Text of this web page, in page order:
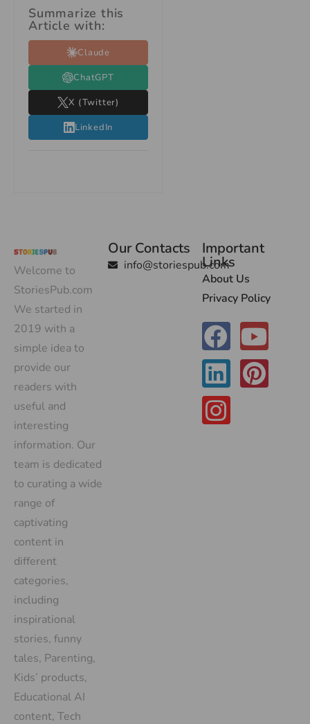
Summarize this
Article with:
Claude
ChatGPT
X (Twitter)
LinkedIn
Welcome to
StoriesPub.com
We started in
2019 with a
simple idea to
provide our
readers with
useful and
interesting
information. Our
team is dedicated
to curating a wide
range of
captivating
content in
different
categories,
including
inspirational
stories, funny
tales, Parenting,
Kids’ products,
Educational AI
content, Tech
Our Contacts
info@storiespub.com
Important
Links
About Us
Privacy Policy